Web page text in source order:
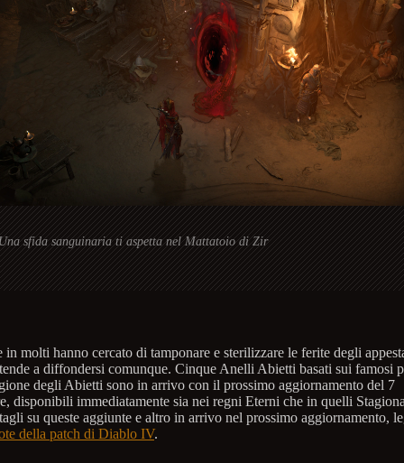
sfida sanguinaria ti aspetta nel Mattatoio di Zir
in molti hanno cercato di tamponare e sterilizzare le ferite degli
a diffondersi comunque. Cinque Anelli Abietti basati sui famosi
degli Abietti sono in arrivo con il prossimo aggiornamento del 7
disponibili immediatamente sia nei regni Eterni che in quelli
su queste aggiunte e altro in arrivo nel prossimo aggiornamento,
della patch di Diablo IV.